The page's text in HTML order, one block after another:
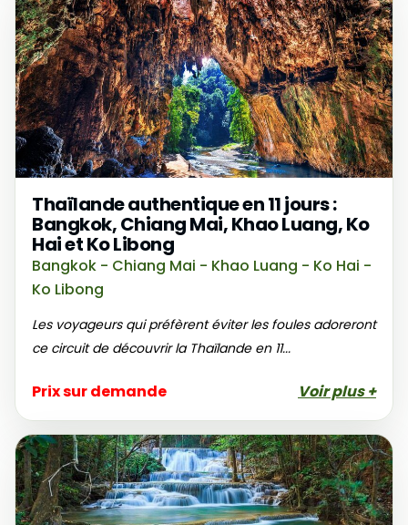
Thaïlande authentique en 11 jours :
Bangkok, Chiang Mai, Khao Luang, Ko
Hai et Ko Libong
Bangkok - Chiang Mai - Khao Luang - Ko Hai -
Ko Libong
Les voyageurs qui préfèrent éviter les foules adoreront
ce circuit de découvrir la Thaïlande en 11...
Prix sur demande Voir plus +